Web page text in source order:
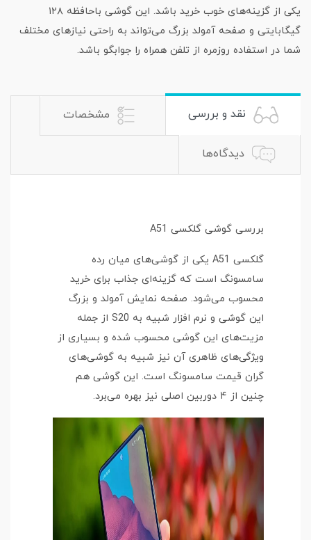
یکی از گزینه‌های خوب خرید باشد. این گوشی باحافظه ۱۲۸
گیگابایتی و صفحه آمولد بزرگ می‌تواند به راحتی نیاز‌های مختلف
شما در استفاده روزمره از تلفن همراه را جوابگو باشد.
نقد و بررسی مشخصات
دیدگاه‌ها
بررسی گوشی گلکسی A51
گلکسی A51 یکی از گوشی‌های میان رده
سامسونگ است که گزینه‌ای جذاب برای خرید
محسوب می‌شود. صفحه نمایش آمولد و بزرگ
این گوشی و نرم افزار شبیه به S20 از جمله
مزیت‌های این گوشی محسوب شده و بسیاری از
ویژگی‌های ظاهری آن نیز شبیه به گوشی‌های
گران قیمت سامسونگ است. این گوشی هم
چنین از ۴ دوربین اصلی نیز بهره می‌برد.